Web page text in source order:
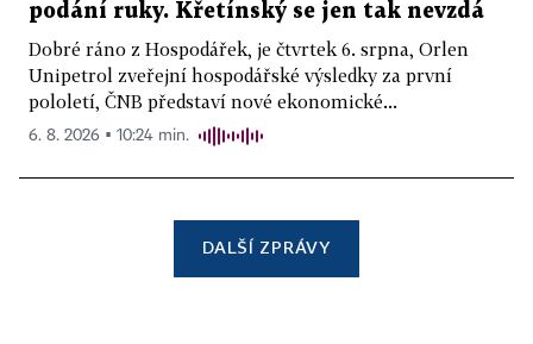
podání ruky. Křetínský se jen tak nevzdá
Dobré ráno z Hospodářek, je čtvrtek 6. srpna, Orlen
Unipetrol zveřejní hospodářské výsledky za první
pololetí, ČNB představí nové ekonomické...
6. 8. 2026 ▪ 10:24 min.
DALŠÍ ZPRÁVY